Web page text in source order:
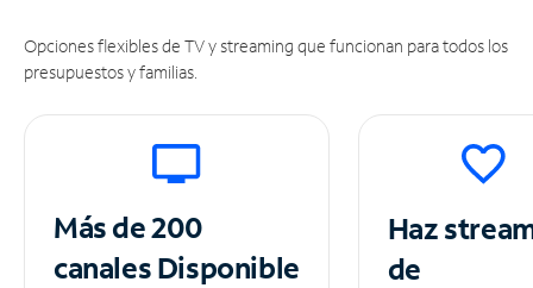
Opciones flexibles de TV y streaming que funcionan para todos los
presupuestos y familias.
Más de 200
canalesDisponible
Haz
de